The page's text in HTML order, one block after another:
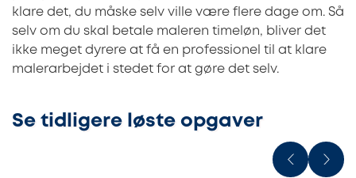
klare det, du måske selv ville være flere dage om. Så
selv om du skal betale maleren timeløn, bliver det
ikke meget dyrere at få en professionel til at klare
malerarbejdet i stedet for at gøre det selv.
Se tidligere løste opgaver